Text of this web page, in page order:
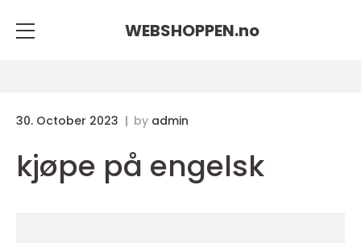
WEBSHOPPEN.no
30. October 2023 by admin
kjøpe på engelsk